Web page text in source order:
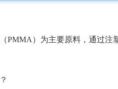
PMMA）为主要原料，通过